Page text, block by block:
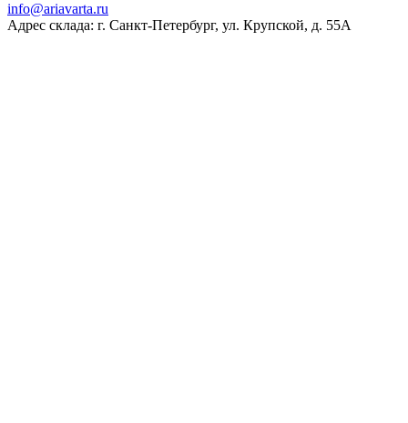
ur.atravaira@ofni
Адрес склада: г. Санкт-Петербург, ул. Крупской, д. 55А